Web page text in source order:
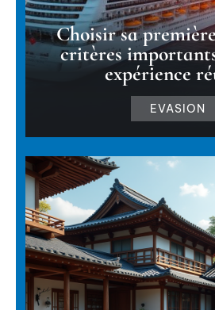
Choisir sa
critères
expérience
EVASION